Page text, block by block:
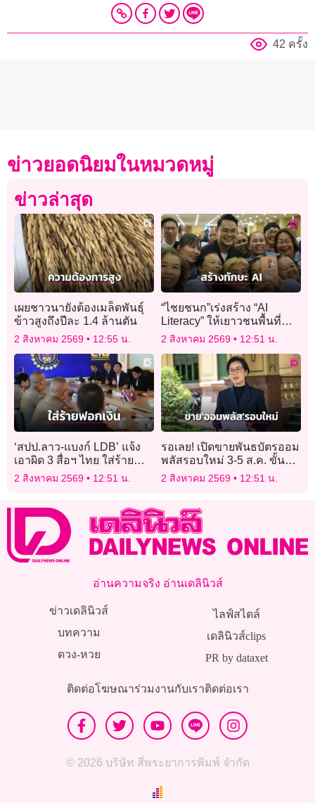
42 ครั้ง
ข่าวยอดนิยมในหมวดหมู่
ข่าวล่าสุด
เผยชาวนายังต้องเมล็ดพันธุ์
ข้าวสูงถึงปีละ 1.4 ล้านตัน
2 สิงหาคม 2569 12:55 น.
“ไชยชนก”เร่งสร้าง “AI
Literacy” ให้เยาวชนพื้นที่
ชายแดน
2 สิงหาคม 2569 12:51 น.
‘สปป.ลาว-แบงก์ LDB’ แจ้ง
เอาผิด 3 สื่อฯ ไทย ใส่ร้าย
ฟอกเงินให้แก๊งสแกมเมอร์
2 สิงหาคม 2569 12:51 น.
รอเลย! เปิดขายพันธบัตรออม
พลัสรอบใหม่ 3-5 ส.ค. ขั้นต่ำ
1,000 บาท
2 สิงหาคม 2569 12:51 น.
อ่านความจริง อ่านเดลินิวส์
ข่าวเดลินิวส์
บทความ
ดวง-หวย
ไลฟ์สไตล์
เดลินิวส์clips
PR by dataxet
ติดต่อโฆษณาร่วมงานกับเราติดต่อเรา
© 2026 บริษัท สี่พระยาการพิมพ์ จำกัด